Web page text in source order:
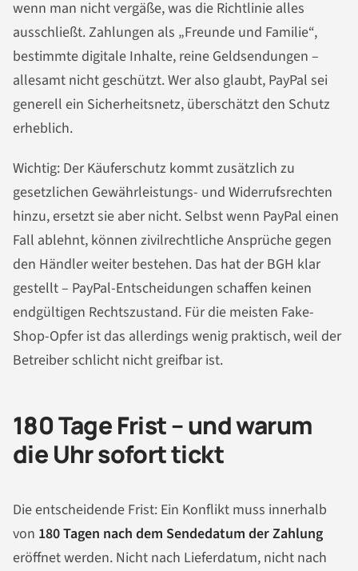
wenn man nicht vergäße, was die Richtlinie alles
ausschließt. Zahlungen als „Freunde und Familie“,
bestimmte digitale Inhalte, reine Geldsendungen –
allesamt nicht geschützt. Wer also glaubt, PayPal sei
generell ein Sicherheitsnetz, überschätzt den Schutz
erheblich.
Wichtig: Der Käuferschutz kommt zusätzlich zu
gesetzlichen Gewährleistungs- und Widerrufsrechten
hinzu, ersetzt sie aber nicht. Selbst wenn PayPal einen
Fall ablehnt, können zivilrechtliche Ansprüche gegen
den Händler weiter bestehen. Das hat der BGH klar
gestellt – PayPal-Entscheidungen schaffen keinen
endgültigen Rechtszustand. Für die meisten Fake-
Shop-Opfer ist das allerdings wenig praktisch, weil der
Betreiber schlicht nicht greifbar ist.
180 Tage Frist – und warum
die Uhr sofort tickt
Die entscheidende Frist: Ein Konflikt muss innerhalb
von 180 Tagen nach dem Sendedatum der Zahlung
eröffnet werden. Nicht nach Lieferdatum, nicht nach